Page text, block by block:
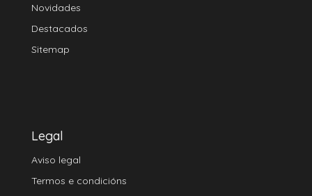
Novidades
Destacados
Sitemap
Legal
Aviso legal
Termos e condicións